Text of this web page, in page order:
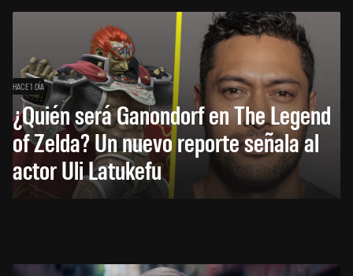
HACE 1 DÍA
¿Quién será Ganondorf en The Legend
of Zelda? Un nuevo reporte señala al
actor Uli Latukefu